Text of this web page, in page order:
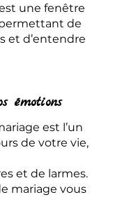
une fenêtre
de
et d’entendre
émotions
est l’un
de votre vie,
et de larmes.
mariage vous